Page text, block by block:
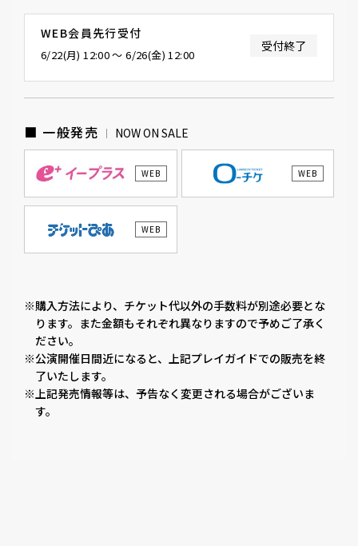
WEB会員先行受付
6/22(月) 12:00 〜 6/26(金) 12:00
受付終了
■ 一般発売 NOW ON SALE
WEB WEB
WEB
※購入方法により、チケット代以外の手数料が別途必要とな
ります。また金額もそれぞれ異なりますので予めご了承く
ださい。
※公演開催日間近になると、上記プレイガイドでの販売を終
了いたします。
※上記発売情報等は、予告なく変更される場合がございま
す。